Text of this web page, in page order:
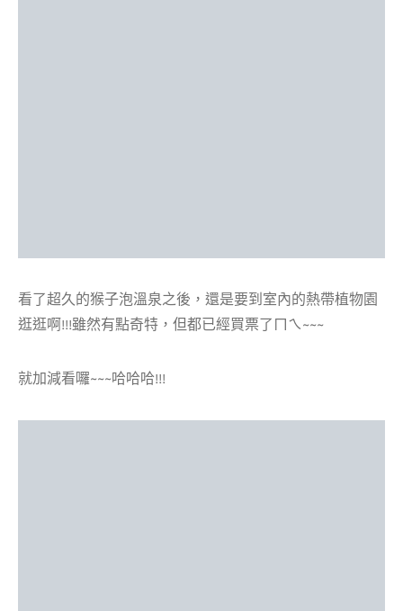
看了超久的猴子泡溫泉之後，還是要到室內的熱帶植物園
逛逛啊!!!雖然有點奇特，但都已經買票了ㄇㄟ~~~
就加減看囉~~~哈哈哈!!!